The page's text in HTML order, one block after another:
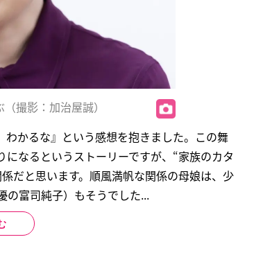
撮影：加治屋誠）
わかるな』という感想を抱きました。この舞
なるというストーリーですが、“家族のカタ
だと思います。順風満帆な関係の母娘は、少
富司純子）もそうでした...